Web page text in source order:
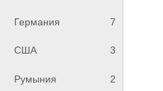
Германия 7
США 3
Румыния 2